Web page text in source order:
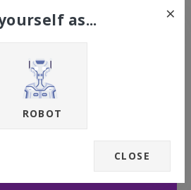
значения, следует
as... ×
ROBOT
CLOSE